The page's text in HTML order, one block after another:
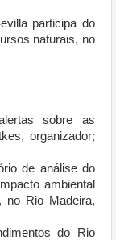
participa do
naturais, no
sobre as
organizador;
de análise do
ambiental
no Rio Madeira,
do Rio